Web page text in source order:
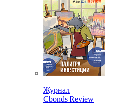
Журнал
Cbonds Review